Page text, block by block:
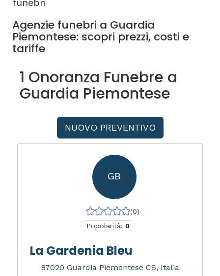
funebri
Agenzie funebri a Guardia
Piemontese: scopri prezzi, costi e
tariffe
1 Onoranza Funebre a
Guardia Piemontese
NUOVO PREVENTIVO
GB
(0)
Popolarità: 0
La Gardenia Bleu
87020 Guardia Piemontese CS, Italia